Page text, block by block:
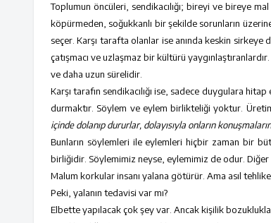
Toplumun öncüleri, sendikacılığı; bireyi ve bireye
köpürmeden, soğukkanlı bir şekilde sorunların
seçer. Karşı tarafta olanlar ise anında keskin
çatışmacı ve uzlaşmaz bir kültürü
ve daha uzun sürelidir.
Karşı tarafın sendikacılığı ise, sadece duygulara
durmaktır. Söylem ve eylem birlikteliği yoktur.
içinde dolanıp dururlar, dolayısıyla onların
Bunların söylemleri ile eylemleri hiçbir zaman bir
birliğidir. Söylemimiz neyse, eylemimiz de odur.
Malum korkular insanı yalana götürür. Ama asıl
Peki, yalanın tedavisi var mı?
Elbette yapılacak çok şey var. Ancak kişilik